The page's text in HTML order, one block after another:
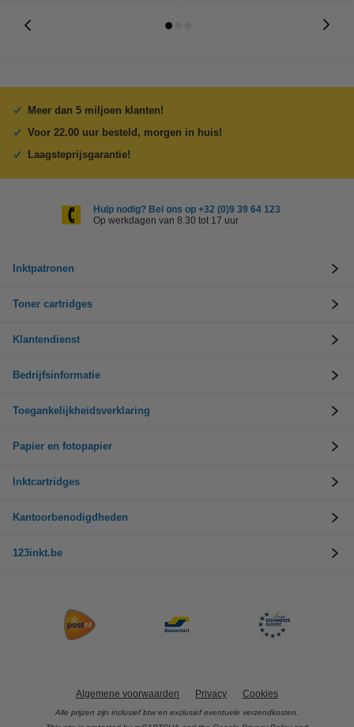
Meer dan 5 miljoen klanten!
Voor 22.00 uur besteld, morgen in huis!
Laagsteprijsgarantie!
Hulp nodig? Bel ons op +32 (0)9 39 64 123
Op werkdagen van 8.30 tot 17 uur
Inktpatronen
Toner cartridges
Klantendienst
Bedrijfsinformatie
Toegankelijkheidsverklaring
Papier en fotopapier
Inktcartridges
Kantoorbenodigdheden
123inkt.be
Algemene voorwaarden Privacy Cookies
Alle prijzen zijn inclusief btw en exclusief eventuele verzendkosten.